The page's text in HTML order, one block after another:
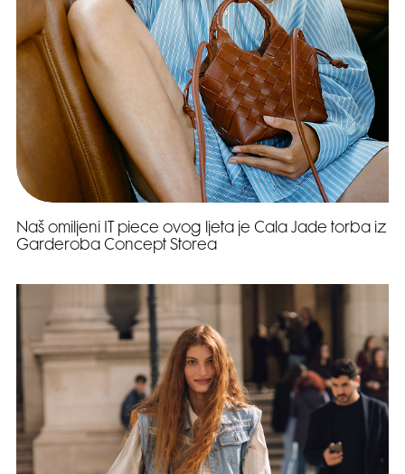
Naš omiljeni IT piece ovog ljeta je Cala Jade torba iz
Garderoba Concept Storea